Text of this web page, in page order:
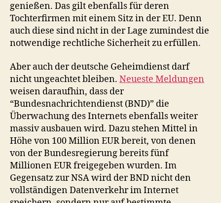
genießen. Das gilt ebenfalls für deren
Tochterfirmen mit einem Sitz in der EU. Denn
auch diese sind nicht in der Lage zumindest die
notwendige rechtliche Sicherheit zu erfüllen.
Aber auch der deutsche Geheimdienst darf
nicht ungeachtet bleiben. Neueste Meldungen
weisen daraufhin, dass der
“Bundesnachrichtendienst (BND)” die
Überwachung des Internets ebenfalls weiter
massiv ausbauen wird. Dazu stehen Mittel in
Höhe von 100 Million EUR bereit, von denen
von der Bundesregierung bereits fünf
Millionen EUR freigegeben wurden. Im
Gegensatz zur NSA wird der BND nicht den
vollständigen Datenverkehr im Internet